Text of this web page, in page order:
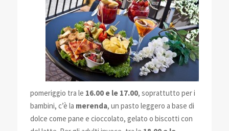
pomeriggio tra le 16.00 e le 17.00, soprattutto per i
bambini, c’è la merenda, un pasto leggero a base di
dolce come pane e cioccolato, gelato o biscotti con